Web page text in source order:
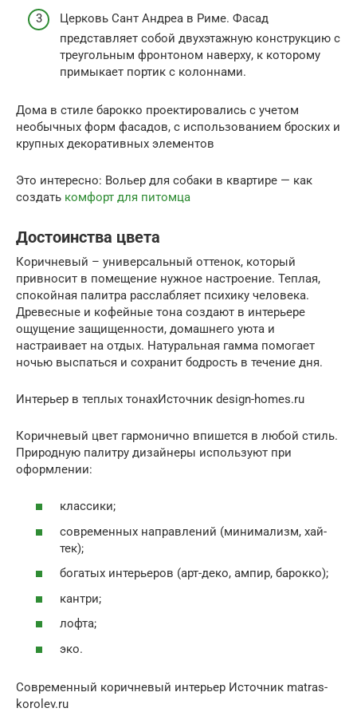
Церковь Сант Андреа в Риме. Фасад
представляет собой двухэтажную конструкцию с
треугольным фронтоном наверху, к которому
примыкает портик с колоннами.
Дома в стиле барокко проектировались с учетом
необычных форм фасадов, с использованием броских и
крупных декоративных элементов
Это интересно: Вольер для собаки в квартире — как
создать комфорт для питомца
Достоинства цвета
Коричневый – универсальный оттенок, который
привносит в помещение нужное настроение. Теплая,
спокойная палитра расслабляет психику человека.
Древесные и кофейные тона создают в интерьере
ощущение защищенности, домашнего уюта и
настраивает на отдых. Натуральная гамма помогает
ночью выспаться и сохранит бодрость в течение дня.
Интерьер в теплых тонахИсточник design-homes.ru
Коричневый цвет гармонично впишется в любой стиль.
Природную палитру дизайнеры используют при
оформлении:
классики;
современных направлений (минимализм, хай-
тек);
богатых интерьеров (арт-деко, ампир, барокко);
кантри;
лофта;
эко.
Современный коричневый интерьер Источник matras-
korolev.ru